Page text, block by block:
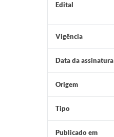
Edital
Vigência
Data da assinatura
Origem
Tipo
Publicado em